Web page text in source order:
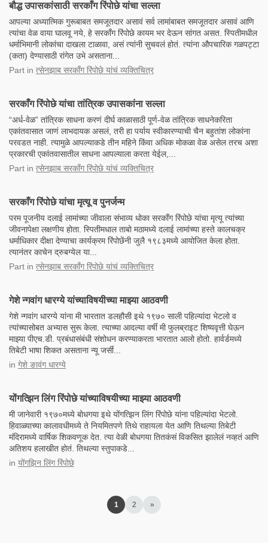
बौद्ध उपासकांसाठी सरकाँग रिंपोछे यांचा सल्ला
आपल्या अध्यात्मिक गुरूबाबत समजूतदार असावं सर्व लामांबाबत समजूतदार असावं आणि
त्यांचा वेळ वाया घालवू नये, हे सरकाँग रिंपोछे कायम भर देऊन सांगत असत. स्पितीमधील
धर्माभिमानी लोकांचा दाखला टाळावा, असं त्यांनी सुचवलं होतं. त्यांना औपचारिक गळपट्टा
(कता) देण्यासाठी रांगेत उभे असताना...
Part in त्सेनझाब सरकाँग रिंपोछे यांचं व्यक्तिचित्र
सरकाँग रिंपोछे यांचा तांत्रिक उपासकांना सल्ला
“अर्ध-वेळ” तांत्रिक साधना करणं दीर्घ काळासाठी पूर्ण-वेळ तांत्रिक साधनेकरिता
एकांतवासात जाणं लाभदायक असलं, तरी हा पर्याय स्वीकारण्याची चैन बहुतांश लोकांना
परवडत नाही. त्यामुळे आपल्याकडे तीन महिने किंवा अधिक मोकळा वेळ असेल तरच अशा
प्रकारची एकांतवासातील साधना आपल्याला करता येईल,...
Part in त्सेनझाब सरकाँग रिंपोछे यांचं व्यक्तिचित्र
सरकाँग रिंपोछे यांचा मृत्यू व पुनर्जन्म
परम पूजनीय दलाई लामांच्या जीवाला संभाव्य धोका सरकाँग रिंपोछे यांचा मृत्यू त्यांच्या
जीवनापेक्षा लक्षणीय होता. स्पितीमधाल ताबो मठामध्ये दलाई लामांच्या हस्ते कालचक्र
धर्माधिकार दीक्षा देण्याचा कार्यक्रम रिंपोछेंनी जुलै १९८३मध्ये आयोजित केला होता.
त्यानंतर काचेन द्रुबग्येल या...
Part in त्सेनझाब सरकाँग रिंपोछे यांचं व्यक्तिचित्र
गेशे न्गवांग धारग्ये यांच्याविषयीच्या माझ्या आठवणी
गेशे न्गवांग धारग्ये यांना मी भारतात डलहौसी इथे १९७० साली पहिल्यांदा भेटलो व
त्यांच्यासोबत अभ्यास सुरू केला. त्याच्या आदल्या वर्षी मी फुलब्राइट शिष्यवृत्ती घेऊन
माझ्या पीएच.डी. प्रबंधासंबंधी संशोधन करण्याकरता भारतात आलो होतो. हार्वर्डमध्ये
तिबेटी भाषा शिकत असताना न्यू जर्सी...
in गेशे ङावंग धारग्ये
योंगत्झिन लिंग रिंपोछे यांच्याविषयीच्या माझ्या आठवणी
मी जानेवारी १९७०मध्ये बोधगया इथे योंगत्झिन लिंग रिंपोछे यांना पहिल्यांदा भेटलो.
हिवाळ्याच्या कालावधीमध्ये ते नियमितपणे तिथे राहायला येत आणि तिथल्या तिबेटी
मंदिरामध्ये वार्षिक शिकवणूक देत. त्या वेळी बोधगया तितकंसं विकसित झालेलं नव्हतं आणि
अतिशय हलाखीत होतं. तिथल्या स्तुपाकडे...
in योंगझिन लिंग रिंपोछे
1 2 »